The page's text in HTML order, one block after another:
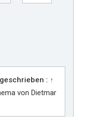
: ↑
von Dietmar